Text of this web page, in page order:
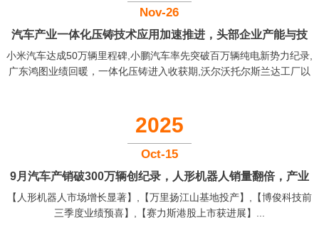
Nov-26
汽车产业一体化压铸技术应用加速推进，头部企业产能与技
术布局深化
小米汽车达成50万辆里程碑,小鹏汽车率先突破百万辆纯电新势力纪录,
广东鸿图业绩回暖，一体化压铸进入收获期,沃尔沃托尔斯兰达工厂以
2025
Oct-15
9月汽车产销破300万辆创纪录，人形机器人销量翻倍，产业
链迎多重利好
【人形机器人市场增长显著】,【万里扬江山基地投产】,【博俊科技前
三季度业绩预喜】,【赛力斯港股上市获进展】...